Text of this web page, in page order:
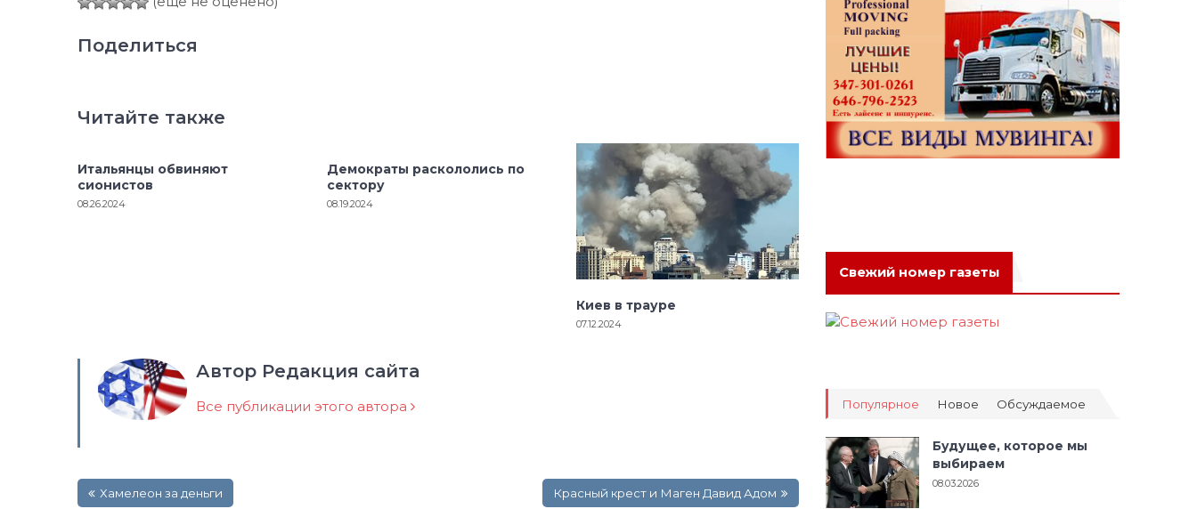
Поделиться
Читайте также
Итальянцы обвиняют
сионистов
08.26.2024
Демократы раскололись по
сектору
08.19.2024
Киев в трауре
07.12.2024
Автор Редакция сайта
Все публикации этого автора
поХамелеон за деньги Красный крест и Маген Давид Адом
Свежий номер газеты
Популярное Новое Обсуждаемое
Будущее, которое мы
выбираем
08.03.2026